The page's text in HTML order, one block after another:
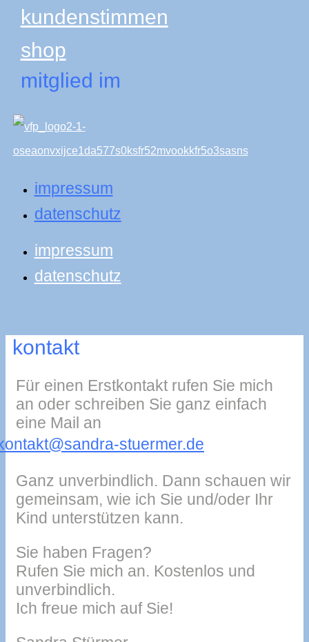
kundenstimmen
shop
mitglied im
impressum
datenschutz
impressum
datenschutz
kontakt
Für einen Erstkontakt rufen Sie mich
an oder schreiben Sie ganz einfach
eine Mail an
stuermer.de
Ganz unverbindlich. Dann schauen wir
gemeinsam, wie ich Sie und/oder Ihr
Kind unterstützen kann.
Sie haben Fragen?
Rufen Sie mich an. Kostenlos und
unverbindlich.
Ich freue mich auf Sie!